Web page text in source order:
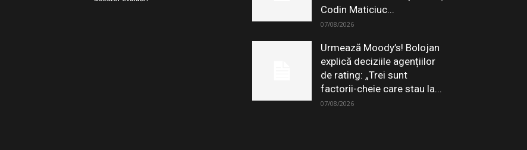
Codin Maticiuc...
07/08/2026
Urmează Moody’s! Bolojan
explică deciziile agențiilor
de rating: „Trei sunt
factorii-cheie care stau la...
07/08/2026